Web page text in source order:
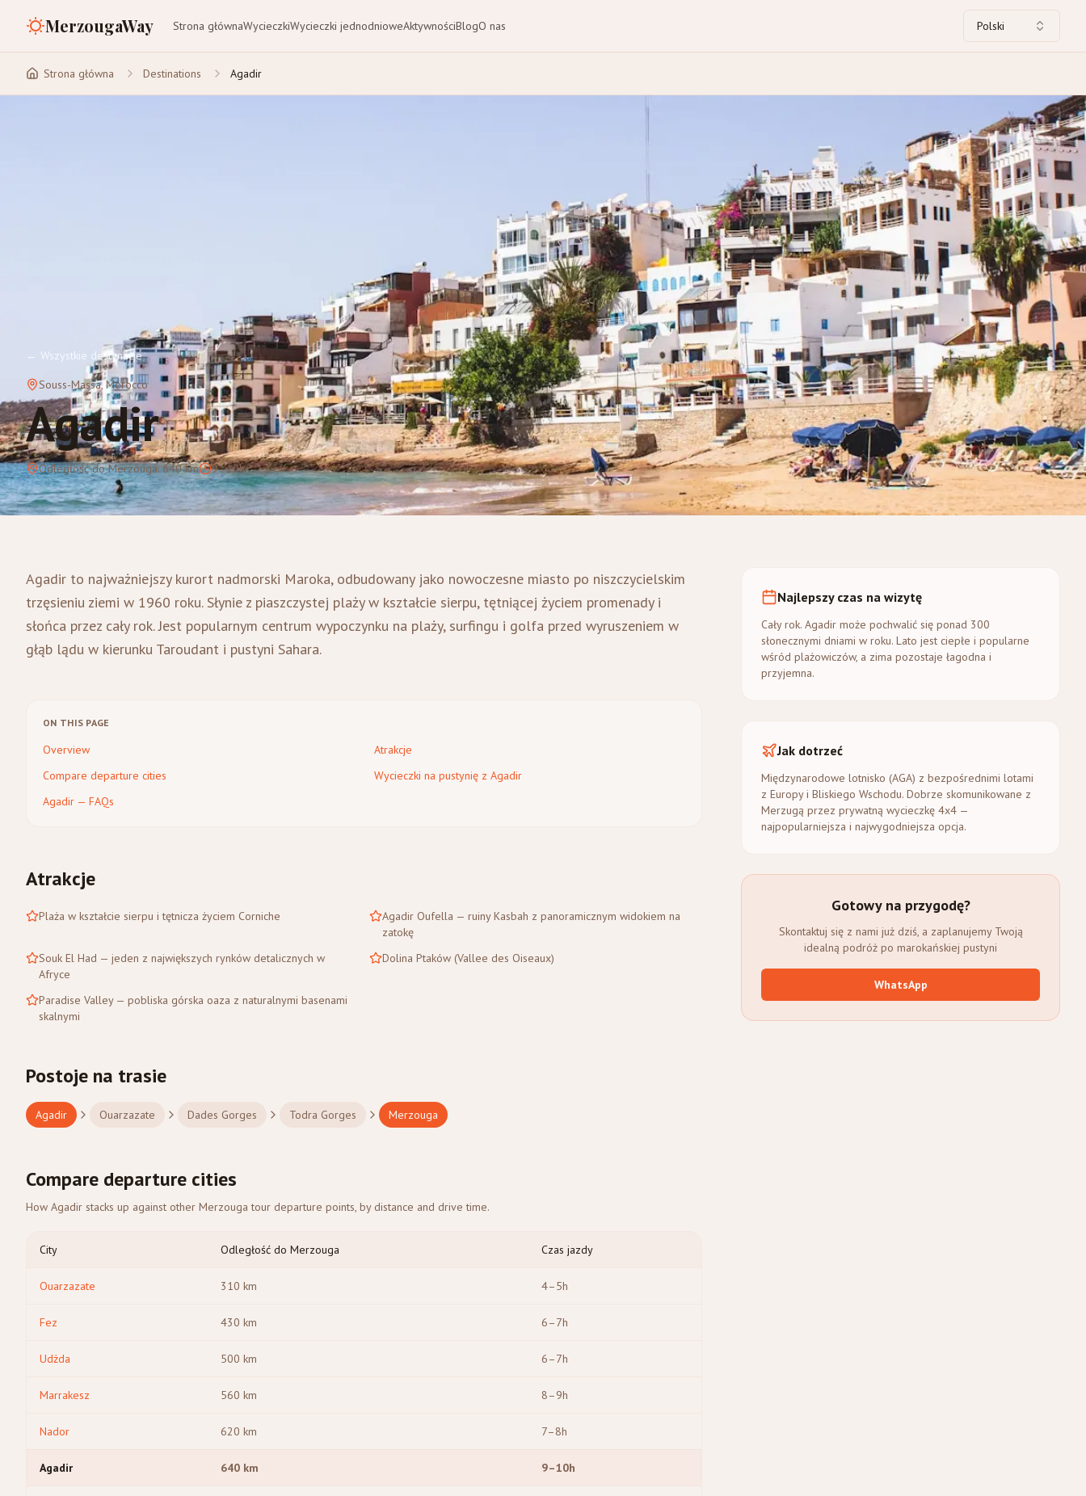
MerzougaWay Strona głównaWycieczkiWycieczki jednodnioweAktywnościBlogO nas Polski
Strona główna Destinations Agadir
← Wszystkie destynacje
Souss-Massa, Morocco
Agadir
Odległość do Merzouga:640km 9–10h
Agadir to najważniejszy kurort nadmorski Maroka, odbudowany jako nowoczesne miasto po niszczycielskim
trzęsieniu ziemi w 1960 roku. Słynie z piaszczystej plaży w kształcie sierpu, tętniącej życiem promenady i
słońca przez cały rok. Jest popularnym centrum wypoczynku na plaży, surfingu i golfa przed wyruszeniem w
głąb lądu w kierunku Taroudant i pustyni Sahara.
ON THIS PAGE
Overview
Atrakcje
Compare departure cities
Wycieczki na pustynię z Agadir
Agadir — FAQs
Atrakcje
Plaża w kształcie sierpu i tętnicza życiem Corniche
Agadir Oufella — ruiny Kasbah z panoramicznym widokiem na
zatokę
Souk El Had — jeden z największych rynków detalicznych w
Afryce
Dolina Ptaków (Vallee des Oiseaux)
Paradise Valley — pobliska górska oaza z naturalnymi basenami
skalnymi
Postoje na trasie
Agadir Ouarzazate Dades Gorges Todra Gorges Merzouga
Compare departure cities
How Agadir stacks up against other Merzouga tour departure points, by distance and drive time.
City Odległość do Merzouga Czas jazdy
Ouarzazate 310 km 4–5h
Fez 430 km 6–7h
Udżda 500 km 6–7h
Marrakesz 560 km 8–9h
Nador 620 km 7–8h
Agadir 640 km 9–10h
Najlepszy czas na wizytę
Cały rok. Agadir może pochwalić się ponad 300
słonecznymi dniami w roku. Lato jest ciepłe i popularne
wśród plażowiczów, a zima pozostaje łagodna i
przyjemna.
Jak dotrzeć
Międzynarodowe lotnisko (AGA) z bezpośrednimi lotami
z Europy i Bliskiego Wschodu. Dobrze skomunikowane z
Merzugą przez prywatną wycieczkę 4x4 —
najpopularniejsza i najwygodniejsza opcja.
Gotowy na przygodę?
Skontaktuj się z nami już dziś, a zaplanujemy Twoją
idealną podróż po marokańskiej pustyni
WhatsApp